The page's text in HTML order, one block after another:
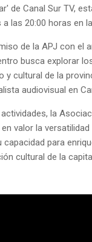
de Canal Sur TV,
a las 20:00 horas en
de la APJ con el
busca explorar
y cultural de la
audiovisual en
la
valor la
capacidad para
cultural de la